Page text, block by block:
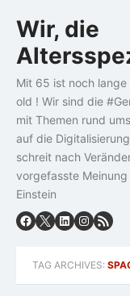
to
content
Wir, die
Mit 65 ist noch
old ! Wir sind die
mit Themen rund
auf die
schreit nach
vorgefasste Meinung
Einstein
TAG ARCHIVES: